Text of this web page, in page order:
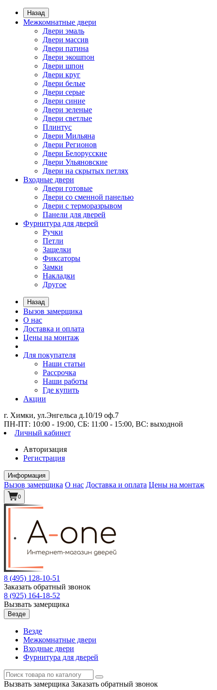
Назад
Межкомнатные двери
Двери эмаль
Двери массив
Двери патина
Двери экошпон
Двери шпон
Двери круг
Двери белые
Двери серые
Двери синие
Двери зеленые
Двери светлые
Плинтус
Двери Мильяна
Двери Регионов
Двери Белорусские
Двери Ульяновские
Двери на скрытых петлях
Входные двери
Двери готовые
Двери со сменной панелью
Двери с терморазрывом
Панели для дверей
Фурнитура для дверей
Ручки
Петли
Защелки
Фиксаторы
Замки
Накладки
Другое
Назад
Вызов замерщика
О нас
Доставка и оплата
Цены на монтаж
Для покупателя
Наши статьи
Рассрочка
Наши работы
Где купить
Акции
г. Химки, ул.Энгельса д.10/19 оф.7
ПН-ПТ: 10:00 - 19:00, СБ: 11:00 - 15:00, ВС: выходной
Личный кабинет
Авторизация
Регистрация
Информация
Вызов замерщика О нас Доставка и оплата Цены на монтаж
0
8 (495) 128-10-51
Заказать обратный звонок
8 (925) 164-18-52
Вызвать замерщика
Везде
Везде
Межкомнатные двери
Входные двери
Фурнитура для дверей
Вызвать замерщика Заказать обратный звонок